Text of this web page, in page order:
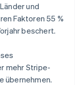
und
Faktoren 55 %
beschert.
mehr Stripe-
übernehmen.